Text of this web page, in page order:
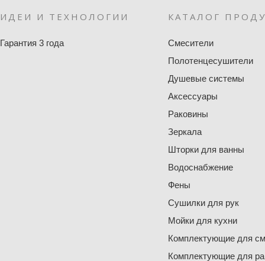
ИДЕИ И ТЕХНОЛОГИИ
Гарантия 3 года
КАТАЛОГ
Смесители
Полотенцесушители
Душевые системы
Аксессуары
Раковины
Зеркала
Шторки для ванны
Водоснабжение
Фены
Сушилки для рук
Мойки для кухни
Комплектующие для
Комплектующие для